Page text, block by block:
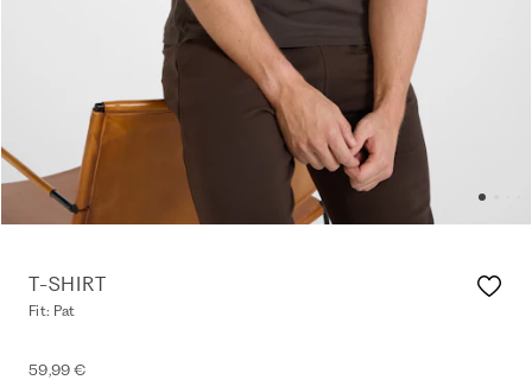
T-SHIRT
Fit: Pat
59,99 €